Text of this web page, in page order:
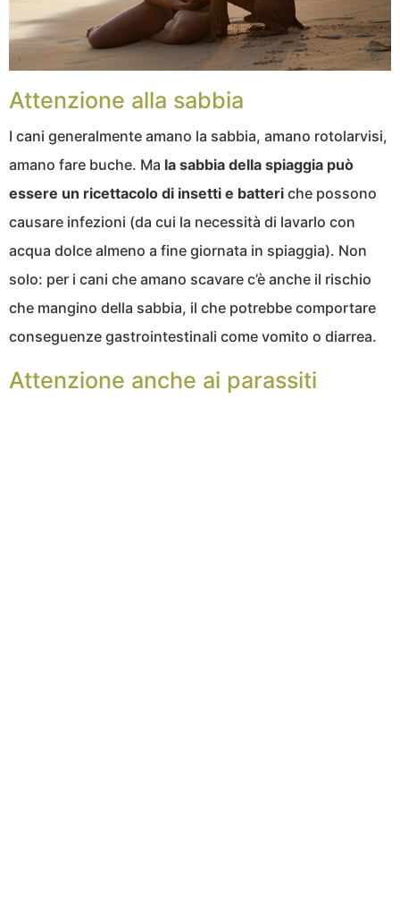
Attenzione alla sabbia
I cani generalmente amano la sabbia, amano rotolarvisi,
amano fare buche. Ma la sabbia della spiaggia può
essere un ricettacolo di insetti e batteri che possono
causare infezioni (da cui la necessità di lavarlo con
acqua dolce almeno a fine giornata in spiaggia). Non
solo: per i cani che amano scavare c’è anche il rischio
che mangino della sabbia, il che potrebbe comportare
conseguenze gastrointestinali come vomito o diarrea.
Attenzione anche ai parassiti